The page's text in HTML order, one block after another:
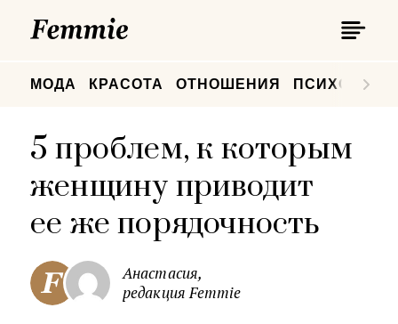
МОДА КРАСОТА ОТНОШЕНИЯ
5 проблем, к которым
женщину приводит
ее же порядочность
Анастасия,
редакция Femmie